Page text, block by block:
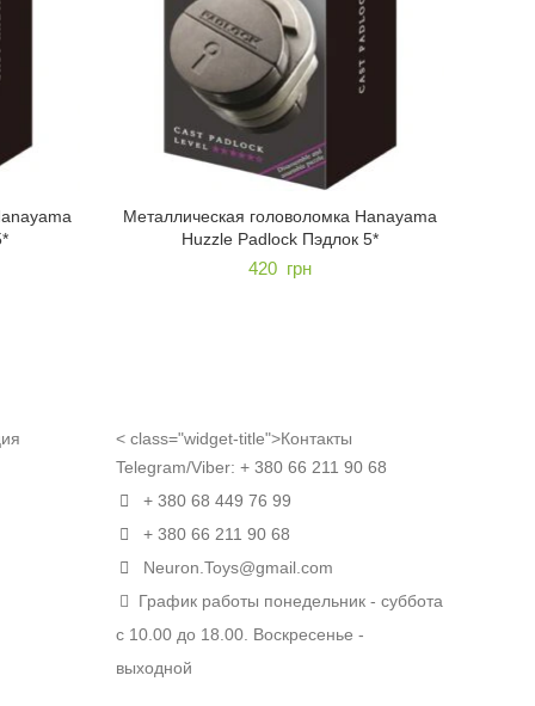
Металлическая головоломка Hanayama
Huzzle Padlock Пэдлок 5*
420 грн
< class="widget-title">Контакты
Telegram/Viber: + 380 66 211 90 68
+ 380 68 449 76 99
+ 380 66 211 90 68
Neuron.Toys@gmail.com
График работы понедельник - суббота
с 10.00 до 18.00. Воскресенье -
выходной